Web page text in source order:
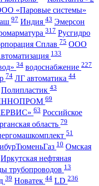
«Паровые системы»
97 Индия 43 Эмерсон
317 Русгидро
Сплав 75 ООО
133
34 водоснабжение 227
74 ЛГ автоматика 44
Полипластик 43
69
63 Российское
область 79
51
10 Омская
Иркутская нефтяная
трубопроводов 13
39 Новатек 44 LD 236